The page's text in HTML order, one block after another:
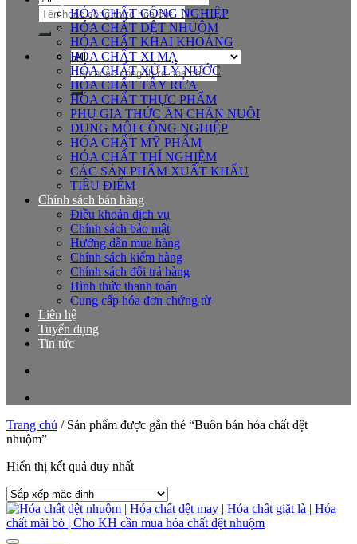
Tìm
kiếm:
Tìm
kiếm:
HÓA CHẤT CÔNG NGHIỆP
HÓA CHẤT DỆT NHUỘM
HÓA CHẤT KHAI KHOÁNG
HÓA CHẤT XI MẠ
HÓA CHẤT XỬ LÝ NƯỚC
HÓA CHẤT TẨY RỬA
HÓA CHẤT THỰC PHẨM
PHỤ GIA THỨC ĂN CHĂN NUÔI
DUNG MÔI CÔNG NGHIỆP
HÓA CHẤT MỸ PHẨM
HÓA CHẤT THÍ NGHIỆM
CÁC SẢN PHẨM XUẤT KHẨU
TIÊU ĐIỂM
Chính sách bán hàng
Điều khoản dịch vụ
Chính sách bảo mật
Hướng dẫn mua hàng
Chính sách kiểm hàng
Chính sách đổi trả hàng
Hình thức thanh toán
Cung cấp hóa đơn chứng từ
Liên hệ
Tuyển dụng
Tin tức
Trang chủ /Sản phẩm được gắn thẻ “Buôn bán hóa chất dệt
nhuộm”
Hiển thị kết quả duy nhất